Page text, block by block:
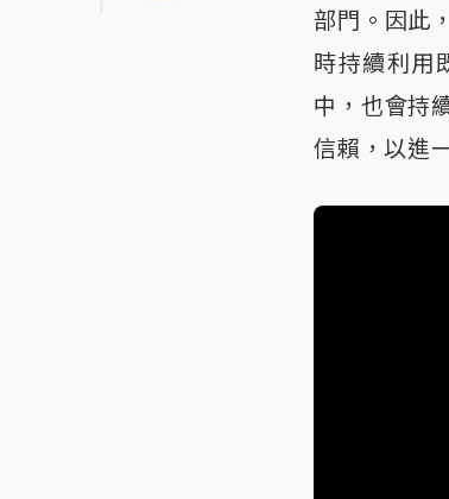
部門。因此
時持續利用
中，也會持
信賴，以進